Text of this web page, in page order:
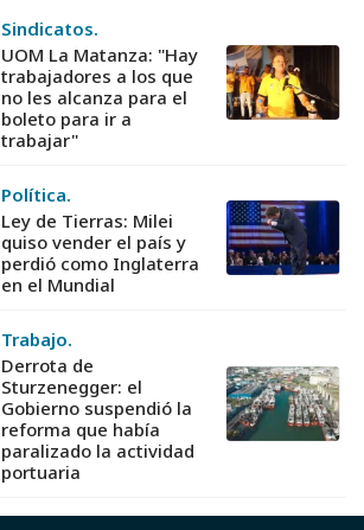
Sindicatos.
UOM La Matanza: "Hay
trabajadores a los que
no les alcanza para el
boleto para ir a
trabajar"
Política.
Ley de Tierras: Milei
quiso vender el país y
perdió como Inglaterra
en el Mundial
Trabajo.
Derrota de
Sturzenegger: el
Gobierno suspendió la
reforma que había
paralizado la actividad
portuaria